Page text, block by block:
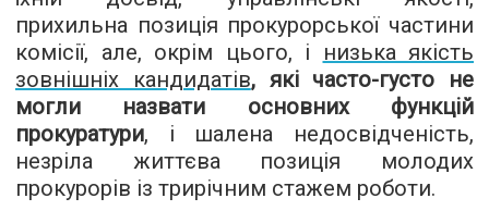
прихильна позиція прокурорської частини
комісії, але, окрім цього, і
низька якість
зовнішніх кандидатів, які часто-густо не
могли назвати основних функцій
прокуратури, і шалена недосвідченість,
незріла життєва позиція молодих
прокурорів із трирічним стажем роботи.